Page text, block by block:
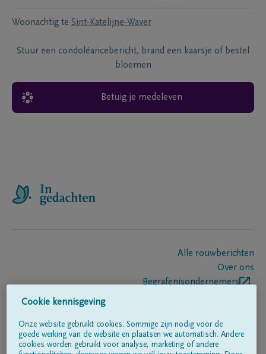
Woonachtig te Sint-Katelijne-Waver
Stuur een condoléancebericht, brand een kaarsje of bestel
bloemen
Betuig je medeleven
Alle rouwberichten
Over ons
Begrafenisondernemers
Volg ons op
Cookie kennisgeving
Onze website gebruikt cookies. Sommige zijn nodig voor de
goede werking van de website en plaatsen we automatisch. Andere
cookies worden gebruikt voor analyse, marketing of andere